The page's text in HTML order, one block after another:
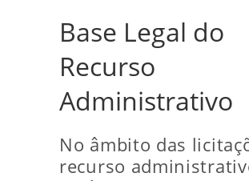
Base Legal do
Recurso
Administrativo
No âmbito das
recurso